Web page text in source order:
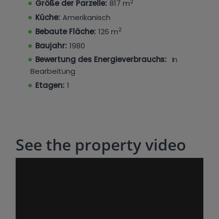
einem Ferienhaus oder einer cleveren Investition
suchen, diese Villa kombiniert Bequemlichkeit,
Komfort und atemberaubende Ausblicke an
einem der begehrtesten Standorte in Benissa
Costa.
Größe der Parzelle: 817 m
Küche: Amerikanisch
Bebaute Fläche: 126 m2
Baujahr: 1980
Bewertung des Energieverbrauchs: In
Bearbeitung
Etagen: 1
See the property video